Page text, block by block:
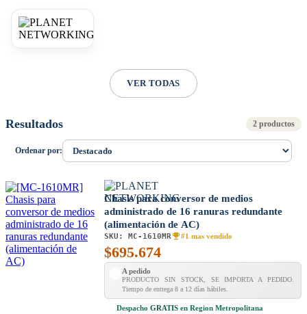
VER TODAS
Resultados 2 productos
Ordenar por:
Chasis para conversor de medios
administrado de 16 ranuras redundante
(alimentación de AC)
SKU: MC-1610MR #1 mas vendido
$695.674
A pedido
PRODUCTO SIN STOCK, SE IMPORTA A PEDIDO.
Tiempo de entrega 8 a 12 días hábiles.
Despacho GRATIS en Region Metropolitana